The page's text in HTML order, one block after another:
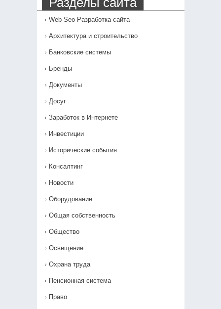
Web-Seo Разработка сайта
Архитектура и строительство
Банковские системы
Бренды
Документы
Досуг
Заработок в Интернете
Инвестиции
Исторические события
Консалтинг
Новости
Оборудование
Общая собственность
Общество
Освещение
Охрана труда
Пенсионная система
Право